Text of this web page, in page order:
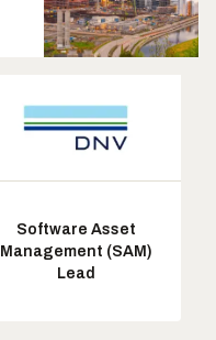
Software Asset
Management (SAM)
Lead